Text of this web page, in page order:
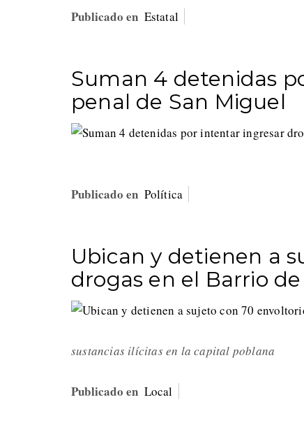
Publicado en Estatal
Suman 4 detenidas
penal de San Miguel
Publicado en Política
Ubican y detienen a
drogas en el Barrio
sustancias ilícitas en la capital poblana
Publicado en Local